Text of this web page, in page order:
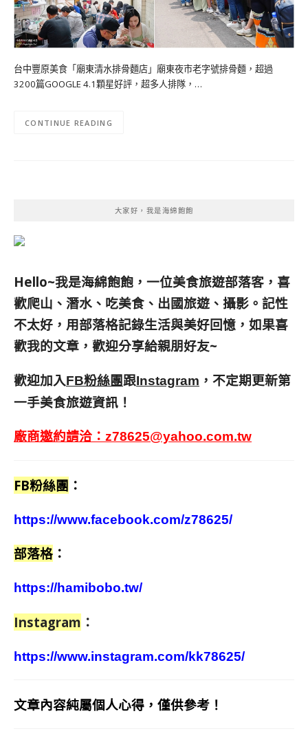
台中豐原美食「廟東清水排骨麵店」廟東夜市老字號排骨麵，超過
3200篇GOOGLE 4.1顆星好評，超多人排隊，…
CONTINUE READING
大家好，我是海綿飽飽
Hello~我是海綿飽飽，一位美食旅遊部落客， 喜
歡爬山、潛水、吃美食、出國旅遊、攝影。 記性
不太好，用部落格記錄生活與美好回憶， 如果喜
歡我的文章，歡迎分享給親朋好友~
歡迎加入FB粉絲團跟Instagram ，不定期更新第
一手美食旅遊資訊！
廠商邀約請洽： z78625@yahoo.com.tw
FB粉絲團 ：
https://www.facebook.com/z78625/
部落格 ：
https://hamibobo.tw/
Instagram ：
https://www.instagram.com/kk78625/
文章內容純屬個人心得，僅供參考！